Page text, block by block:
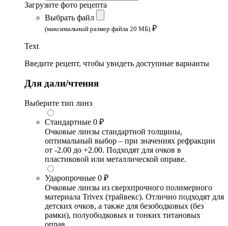
Загрузите фото рецепта
Выбрать файл
(максимальный размер файла 20 МБ) ₽
Text
Введите рецепт, чтобы увидеть доступные варианты
Для дали/чтения
Выберите тип линз
Стандартные 0 ₽
Очковые линзы стандартной толщины,
оптимальный выбор – при значениях рефракции
от -2.00 до +2.00. Подходят для очков в
пластиковой или металлической оправе.
Ударопрочные 0 ₽
Очковые линзы из сверхпрочного полимерного
материала Trivex (трайвекс). Отлично подходят для
детских очков, а также для безободковых (без
рамки), полуободковых и тонких титановых
оправ.